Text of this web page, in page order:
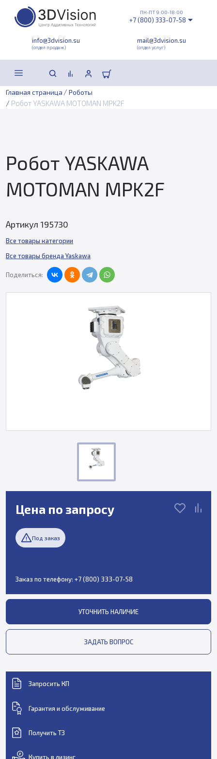
info@3dvision.su
(отдел продаж)
mail@3dvision.su
(отдел услуг)
ПН-ПТ 9:00-18:00
+7 (800) 333-07-58
Главная страница / Роботы
/ Робот YASKAWA MOTOMAN MPK2F
Робот YASKAWA
MOTOMAN MPK2F
Артикул 195730
Все товары категории
Все товары бренда Yaskawa
Поделиться:
Цена по запросу
Под заказ
Заказ по телефону: +7 (800) 333-07-58
УТОЧНИТЬ НАЛИЧИЕ
ЗАДАТЬ ВОПРОС
Запросить КП
Гарантия и обслуживание
Получить ТЗ
Купить в лизинг